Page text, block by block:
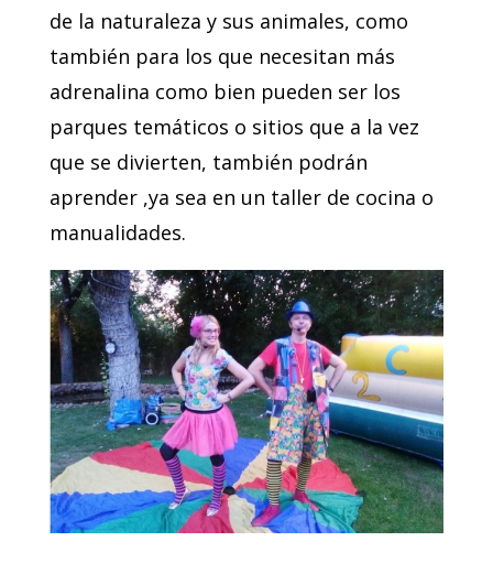
de la naturaleza y sus animales, como
también para los que necesitan más
adrenalina como bien pueden ser los
parques temáticos o sitios que a la vez
que se divierten, también podrán
aprender ,ya sea en un taller de cocina o
manualidades.